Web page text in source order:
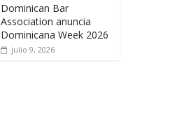
Dominican Bar
Association anuncia
Dominicana Week 2026
julio 9, 2026